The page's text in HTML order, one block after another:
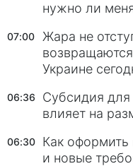
нужно ли
07:00
Жара не
Украине
06:36
Субсидия
влияет на
06:30
Как оформить
и новые